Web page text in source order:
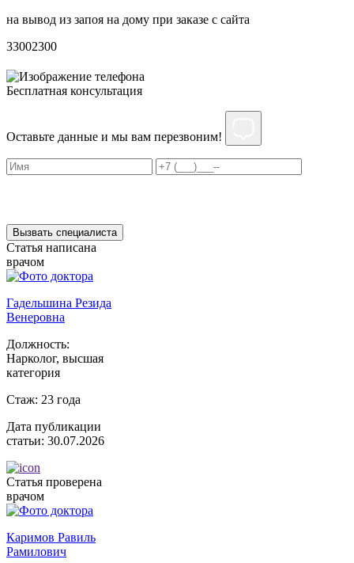
на вывод из запоя на дому при заказе с сайта
33002300
Бесплатная консультация
Оставьте данные и мы вам перезвоним!
Вызвать специалиста
Статья написана
врачом
Гадельшина Резида
Венеровна
Должность:
Нарколог, высшая
категория
Стаж: 23 года
Дата публикации
статьи: 30.07.2026
Статья проверена
врачом
Каримов Равиль
Рамилович